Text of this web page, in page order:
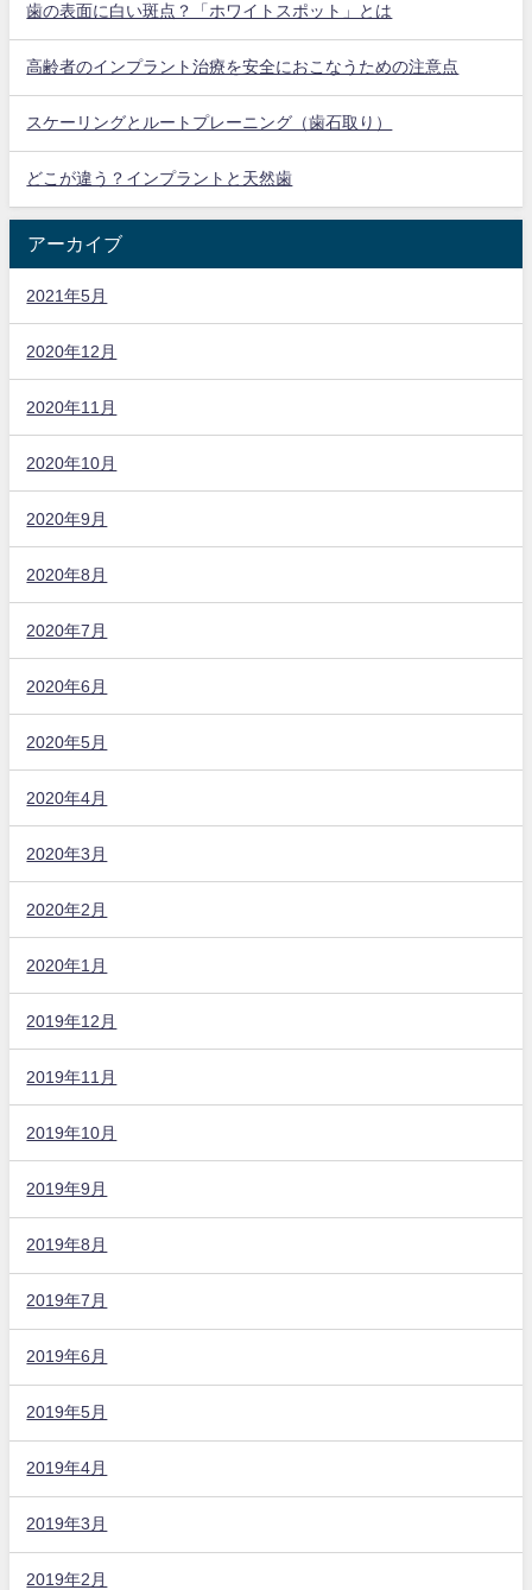
歯の表面に白い斑点？「ホワイトスポット」とは
高齢者のインプラント治療を安全におこなうための注意点
スケーリングとルートプレーニング（歯石取り）
どこが違う？インプラントと天然歯
アーカイブ
2021年5月
2020年12月
2020年11月
2020年10月
2020年9月
2020年8月
2020年7月
2020年6月
2020年5月
2020年4月
2020年3月
2020年2月
2020年1月
2019年12月
2019年11月
2019年10月
2019年9月
2019年8月
2019年7月
2019年6月
2019年5月
2019年4月
2019年3月
2019年2月